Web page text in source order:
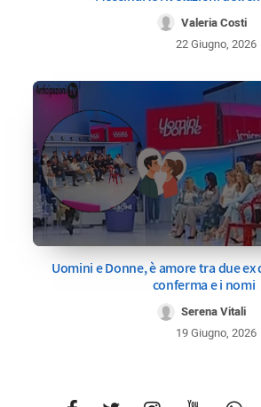
Valeria Costi
22 Giugno, 2026
Uomini e Donne, è amore tra due
conferma e i nomi
Serena Vitali
19 Giugno, 2026